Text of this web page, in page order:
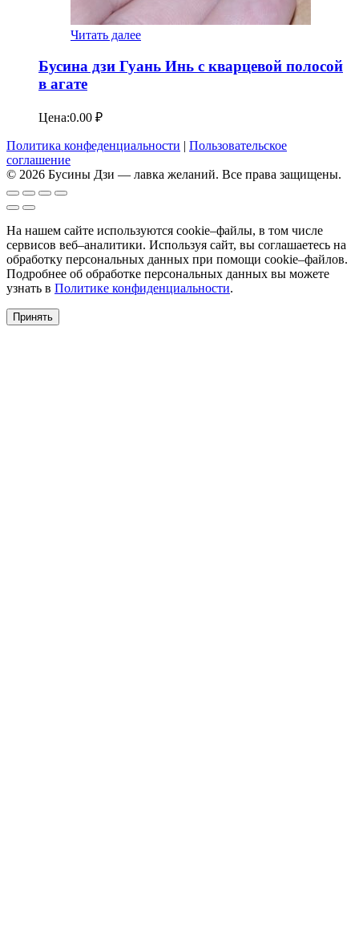
Читать далее
Бусина дзи Гуань Инь с кварцевой полосой
в агате
Цена:0.00 ₽
Политика конфеденциальности | Пользовательское
соглашение
© 2026 Бусины Дзи — лавка желаний. Все права защищены.
На нашем сайте используются cookie–файлы, в том числе
сервисов веб–аналитики. Используя сайт, вы соглашаетесь на
обработку персональных данных при помощи cookie–файлов.
Подробнее об обработке персональных данных вы можете
узнать в Политике конфиденциальности.
Принять